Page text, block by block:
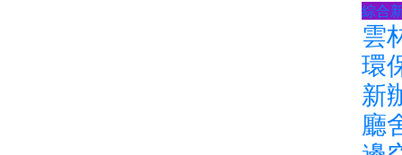
綜合
雲
環
新
廳